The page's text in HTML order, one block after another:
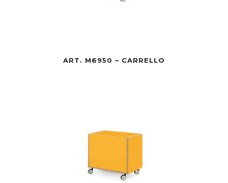
ART. M6950 – CARRELLO